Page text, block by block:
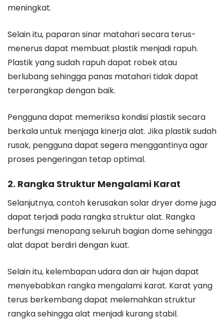
meningkat.
Selain itu, paparan sinar matahari secara terus-
menerus dapat membuat plastik menjadi rapuh.
Plastik yang sudah rapuh dapat robek atau
berlubang sehingga panas matahari tidak dapat
terperangkap dengan baik.
Pengguna dapat memeriksa kondisi plastik secara
berkala untuk menjaga kinerja alat. Jika plastik sudah
rusak, pengguna dapat segera menggantinya agar
proses pengeringan tetap optimal.
2. Rangka Struktur Mengalami Karat
Selanjutnya, contoh kerusakan solar dryer dome juga
dapat terjadi pada rangka struktur alat. Rangka
berfungsi menopang seluruh bagian dome sehingga
alat dapat berdiri dengan kuat.
Selain itu, kelembapan udara dan air hujan dapat
menyebabkan rangka mengalami karat. Karat yang
terus berkembang dapat melemahkan struktur
rangka sehingga alat menjadi kurang stabil.